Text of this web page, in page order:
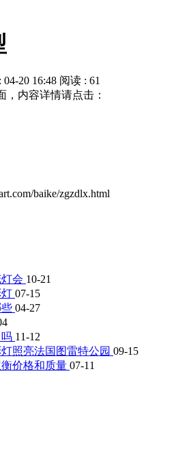
04-20 16:48 阅读 : 61
，内容详情请点击：
baike/zgzdlx.html
会 10-21
07-15
04-27
11-12
照亮法国图雷特公园 09-15
价格和质量 07-11